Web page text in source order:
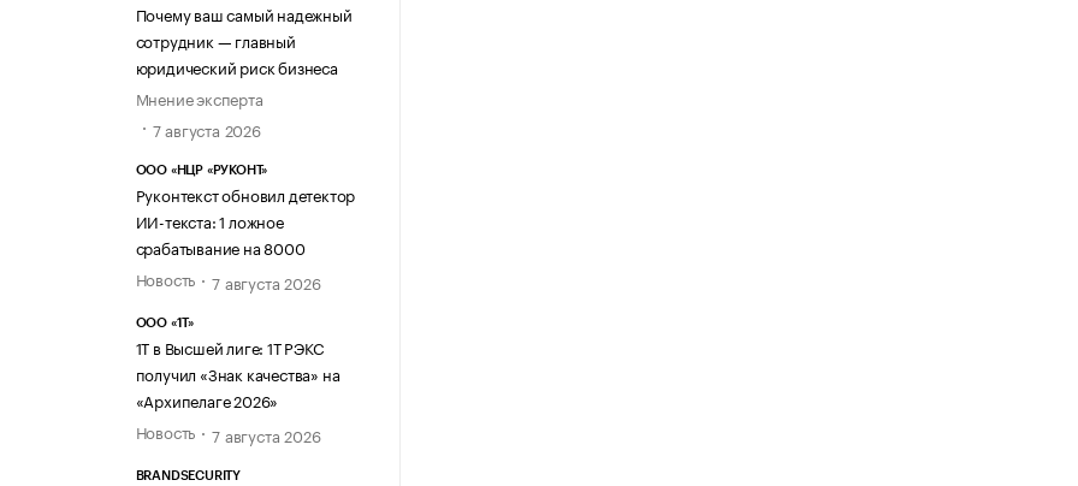
Почему ваш самый надежный
сотрудник — главный
юридический риск бизнеса
Мнение эксперта
7 августа 2026
ООО «НЦР «РУКОНТ»
Руконтекст обновил детектор
ИИ-текста: 1 ложное
срабатывание на 8000
Новость
7 августа 2026
ООО «1Т»
1Т в Высшей лиге: 1Т РЭКС
получил «Знак качества» на
«Архипелаге 2026»
Новость
7 августа 2026
BRANDSECURITY